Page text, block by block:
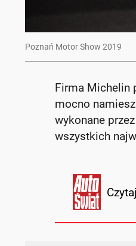
Poznań Motor Show 2019
Firma Michelin
mocno
wykonane
wszystkich